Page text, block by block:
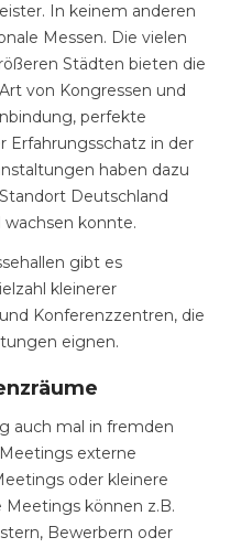
In keinem anderen
Messen. Die vielen
Städten bieten die
von Kongressen und
perfekte
Erfahrungsschatz in der
haben dazu
Deutschland
konnte.
gibt es
kleinerer
Konferenzzentren, die
eignen.
auch mal in fremden
externe
oder kleinere
Meetings können z.B.
Bewerbern oder